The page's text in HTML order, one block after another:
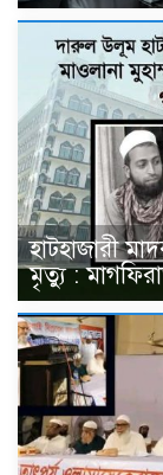
হাটহাজারী
মৃত্যু :